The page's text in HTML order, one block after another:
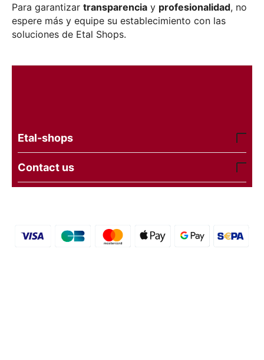
Para garantizar transparencia y profesionalidad, no
espere más y equipe su establecimiento con las
soluciones de Etal Shops.
Etal-shops
Contact us